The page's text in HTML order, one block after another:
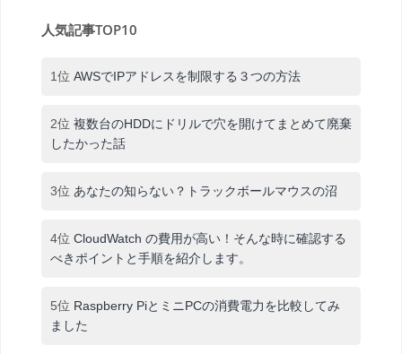
人気記事TOP10
1位 AWSでIPアドレスを制限する３つの方法
2位 複数台のHDDにドリルで穴を開けてまとめて廃棄
したかった話
3位 あなたの知らない？トラックボールマウスの沼
4位 CloudWatch の費用が高い！そんな時に確認する
べきポイントと手順を紹介します。
5位 Raspberry PiとミニPCの消費電力を比較してみ
ました